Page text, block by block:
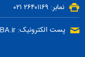
نمابر: ۲۶۴۰۱۱۶۹ ۰۲۱
پست الکترونیک: info @ IPBA.ir